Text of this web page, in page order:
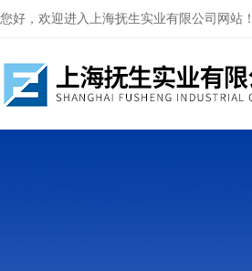
您好，欢迎进入上海抚生实业有限公司网站！